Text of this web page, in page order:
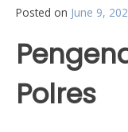
Posted on June 9,
Polres